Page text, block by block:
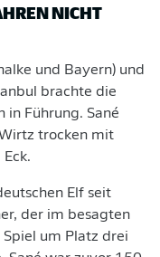
NICHT
und Bayern) und
brachte die
in Führung. Sané
trocken mit
Elf seit
der im besagten
um Platz drei